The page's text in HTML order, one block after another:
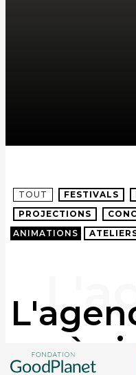
TOUT FESTIVALS
PROJECTIONS
ANIMATIONS
après